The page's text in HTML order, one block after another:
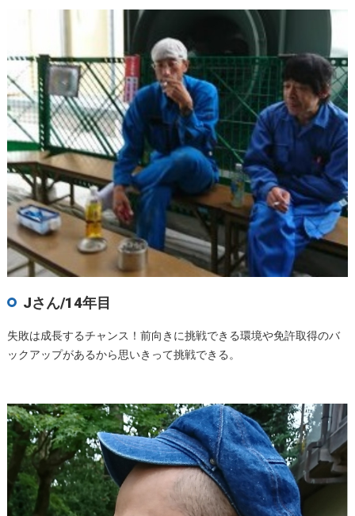
Jさん/14年目
失敗は成長するチャンス！前向きに挑戦できる環境や免許取得のバ
ックアップがあるから思いきって挑戦できる。